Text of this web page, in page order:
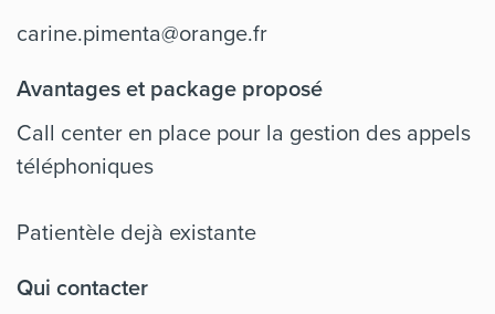
carine.pimenta@orange.fr
Avantages et package proposé
Call center en place pour la gestion des appels
téléphoniques
Patientèle dejà existante
Qui contacter